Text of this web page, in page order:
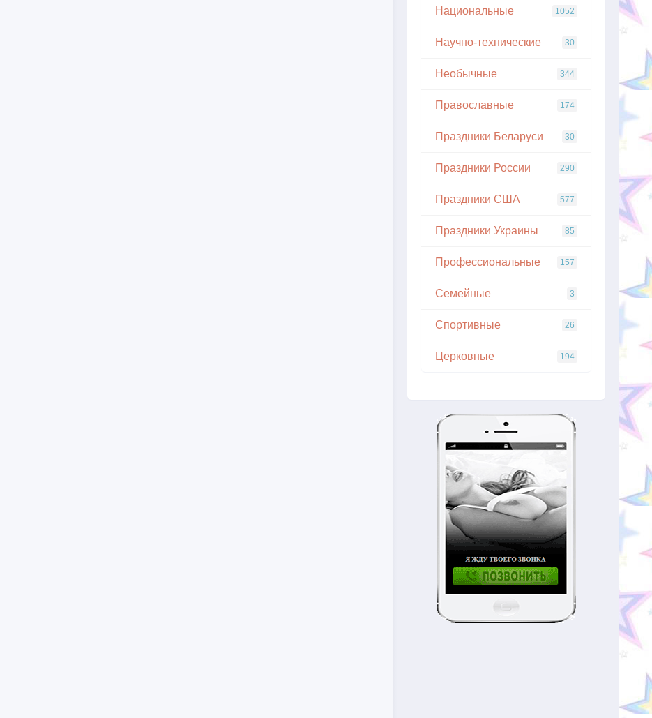
Национальные 1052
Научно-технические 30
Необычные 344
Православные 174
Праздники Беларуси 30
Праздники России 290
Праздники США 577
Праздники Украины 85
Профессиональные 157
Семейные 3
Спортивные 26
Церковные 194